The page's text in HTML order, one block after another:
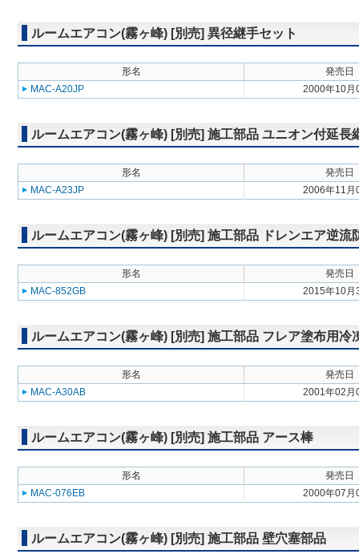
ルームエアコン(霧ヶ峰) [別売] 異径継手セット
形名
発売日
MAC-A20JP
2000年10月
ルームエアコン(霧ヶ峰) [別売] 施工部品 ユニオン付延長
形名
発売日
MAC-A23JP
2006年11月
ルームエアコン(霧ヶ峰) [別売] 施工部品 ドレンエア逆流
形名
発売日
MAC-852GB
2015年10月
ルームエアコン(霧ヶ峰) [別売] 施工部品 フレア塗布用冷
形名
発売日
MAC-A30AB
2001年02月
ルームエアコン(霧ヶ峰) [別売] 施工部品 アース棒
形名
発売日
MAC-076EB
2000年07月
ルームエアコン(霧ヶ峰) [別売] 施工部品 壁穴塞部品